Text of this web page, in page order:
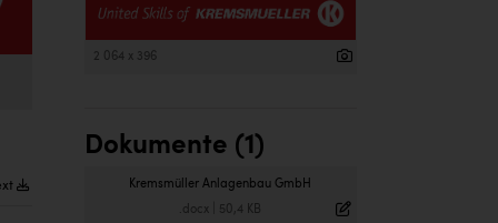
2 064 x 396
Dokumente (1)
Kremsmüller Anlagenbau GmbH
.docx 50,4 KB